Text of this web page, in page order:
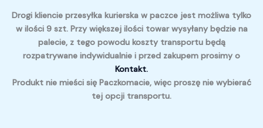
Drogi kliencie przesyłka kurierska w paczce jest możliwa tylko
w ilości 9 szt. Przy większej ilości towar wysyłany będzie na
palecie, z tego powodu koszty transportu będą
rozpatrywane indywidualnie i przed zakupem prosimy o
Kontakt.
Produkt nie mieści się Paczkomacie, więc proszę nie wybierać
tej opcji transportu.